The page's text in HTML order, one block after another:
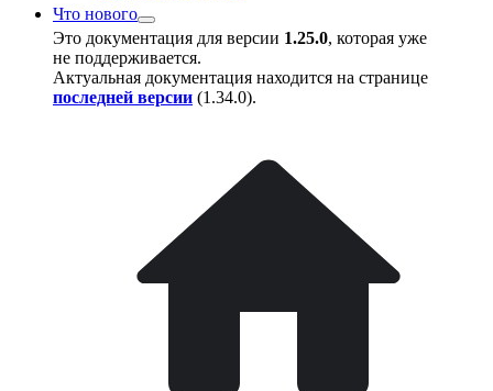
Что нового
Это документация для версии 1.25.0, которая уже
не поддерживается.
Актуальная документация находится на странице
последней версии (1.34.0).